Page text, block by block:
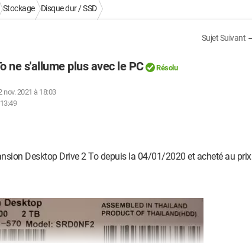
Stockage Disque dur / SSD
Sujet Suivant
ne s'allume plus avec le PC Résolu
nov. 2021 à 18:03
Desktop Drive 2 To depuis la 04/01/2020 et acheté au prix